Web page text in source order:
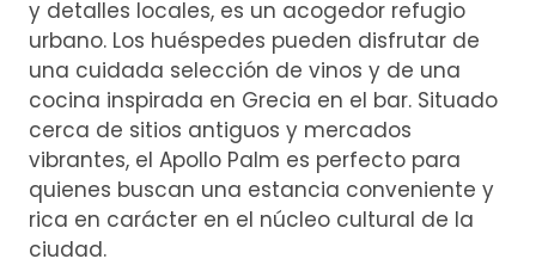
y detalles locales, es un acogedor refugio
urbano. Los huéspedes pueden disfrutar de
una cuidada selección de vinos y de una
cocina inspirada en Grecia en el bar. Situado
cerca de sitios antiguos y mercados
vibrantes, el Apollo Palm es perfecto para
quienes buscan una estancia conveniente y
rica en carácter en el núcleo cultural de la
ciudad.